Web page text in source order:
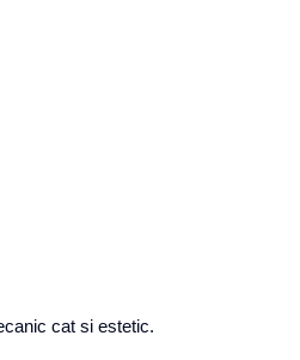
cat si estetic.